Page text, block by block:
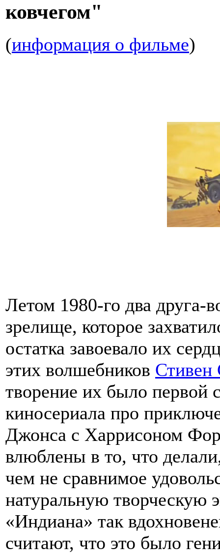
ковчегом"
(информация о фильме)
Летом 1980-го два друга-
зрелище, которое
остатка завоевало их
этих волшебников Стивен
творение их было первой
киносериала про
Джонса с Харрисоном
влюблены в то, что
чем не сравнимое
натуральную
«Индиана» так
считают, что это было